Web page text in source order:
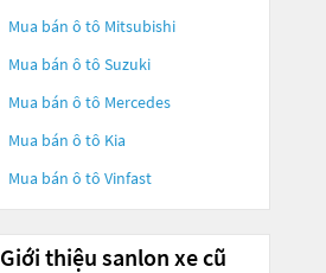
Mua bán ô tô Mitsubishi
Mua bán ô tô Suzuki
Mua bán ô tô Mercedes
Mua bán ô tô Kia
Mua bán ô tô Vinfast
Giới thiệu sanlon xe cũ